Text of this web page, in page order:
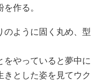
作る。
ように固く丸め、型
やっていると夢中に
とした姿を見てウク